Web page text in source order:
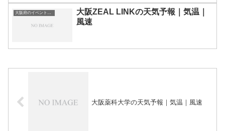
大阪ZEAL LINKの天気予報｜気温｜
風速
大阪薬科大学の天気予報｜気温｜風速